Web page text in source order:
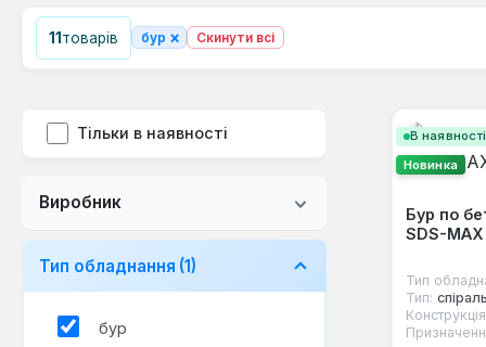
11товарів бур × Скинути всі
Тільки в наявності
Виробник
Тип обладнання (1)
бур
В наявності
Новинка
Бур по
SDS-
Тип
Тип: